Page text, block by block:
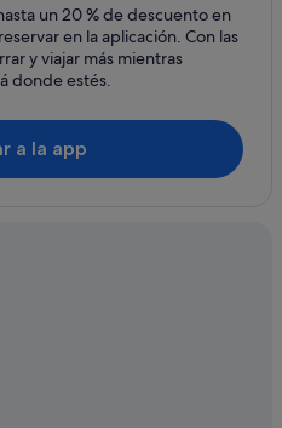
un 20 % de descuento en
en la aplicación. Con las
y viajar más mientras
donde estés.
a la app